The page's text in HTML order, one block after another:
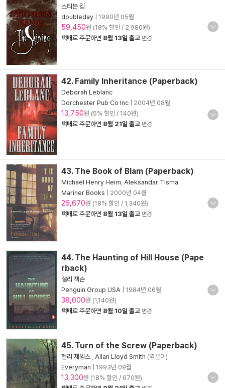
스티븐 킹
doubleday
1990년 05월
59,450원 (18% 할인 / 2,980원)
택배로 주문하면 8월 13일 출고 변경
42. Family Inheritance (Paperback)
Deborah Leblanc
Dorchester Pub Co Inc
2004년 08월
13,750원 (5% 할인 / 140원)
택배로 주문하면 8월 21일 출고 변경
43. The Book of Blam (Paperback)
Michael Henry Heim Aleksandar Tisma
Mariner Books
2000년 04월
26,670원 (18% 할인 / 1,340원)
택배로 주문하면 8월 13일 출고 변경
44. The Haunting of Hill House (Pape
rback)
셜리 잭슨
Penguin Group USA
1984년 06월
38,000원 (1,140원)
택배로 주문하면 8월 10일 출고 변경
45. Turn of the Screw (Paperback)
헨리 제임스 Allan Lloyd Smith (엮은이)
Everyman
1993년 09월
13,300원 (18% 할인 / 670원)